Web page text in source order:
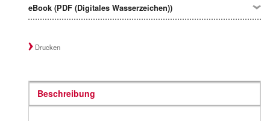
eBook (PDF (Digitales Wasserzeichen))
Drucken
Beschreibung